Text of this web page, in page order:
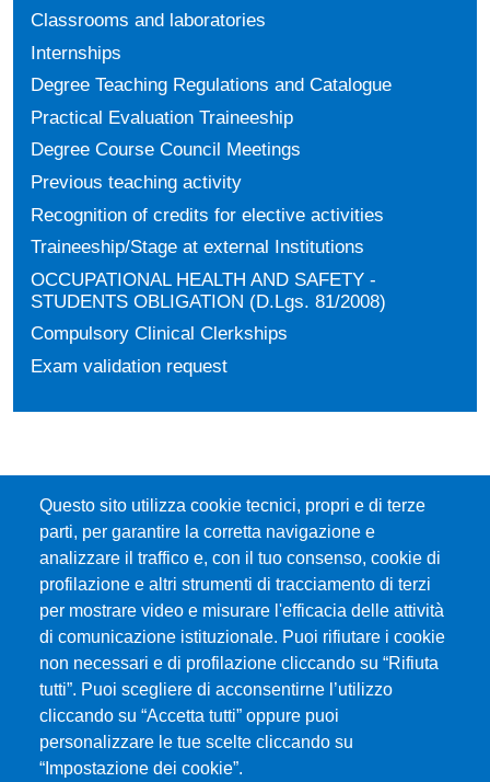
Classrooms and laboratories
Internships
Degree Teaching Regulations and Catalogue
Practical Evaluation Traineeship
Degree Course Council Meetings
Previous teaching activity
Recognition of credits for elective activities
Traineeship/Stage at external Institutions
OCCUPATIONAL HEALTH AND SAFETY -
STUDENTS OBLIGATION (D.Lgs. 81/2008)
Compulsory Clinical Clerkships
Exam validation request
Questo sito utilizza cookie tecnici, propri e di terze
parti, per garantire la corretta navigazione e
analizzare il traffico e, con il tuo consenso, cookie di
profilazione e altri strumenti di tracciamento di terzi
per mostrare video e misurare l'efficacia delle attività
di comunicazione istituzionale. Puoi rifiutare i cookie
non necessari e di profilazione cliccando su “Rifiuta
tutti”. Puoi scegliere di acconsentirne l’utilizzo
cliccando su “Accetta tutti” oppure puoi
personalizzare le tue scelte cliccando su
“Impostazione dei cookie”.
Università degli Studi di Messina
Piazza Pugliatti, 1 - 98122 Messina
Cod. Fiscale 80004070837
P.IVA 00724160833
Centralino: 090 676 1